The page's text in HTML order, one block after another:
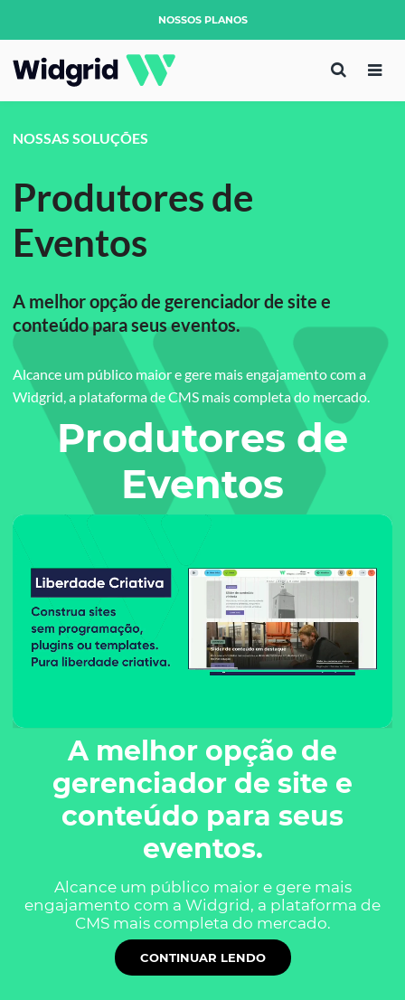
NOSSOS PLANOS
NOSSAS SOLUÇÕES
Produtores de
Eventos
A melhor opção de gerenciador de site e
conteúdo para seus eventos.
Alcance um público maior e gere mais engajamento com a
Widgrid, a plataforma de CMS mais completa do mercado.
Produtores de
Eventos
A melhor opção de
gerenciador de site e
conteúdo para seus
eventos.
Alcance um público maior e gere mais
engajamento com a Widgrid, a plataforma de
CMS mais completa do mercado.
CONTINUAR LENDO